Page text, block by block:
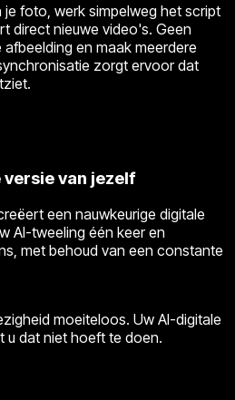
foto, werk simpelweg het script
direct nieuwe video's. Geen
en maak meerdere
zorgt ervoor dat
van jezelf
een nauwkeurige digitale
AI-tweeling één keer en
met behoud van een constante
moeiteloos. Uw AI-digitale
u dat niet hoeft te doen.